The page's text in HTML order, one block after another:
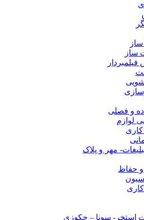
ساز
و فصلی
لوازم
مهر و پلاک
حفاظ
استخر- سونا – جکوزی